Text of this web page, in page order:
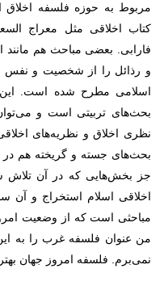
مربوط به حوزه فلسفه اخلاق
کتاب اخلاقی مثل معراج
فارابی. بعضی مباحث هم مانند
و رذائل را از شخصیت و نفس
اسلامی مطرح شده است.
بحث‌های تربیتی است و
نظری اخلاق و نظریه‌های
بحث‌های جسته و گریخته هم
جز بخش‌هایی که در آن تلاش
اخلاقی اسلام استخراج و آن
مباحثی است که از وضعیت
من عنوان فلسفه غرب را به
نمی‌برم. فلسفه امروز جهان